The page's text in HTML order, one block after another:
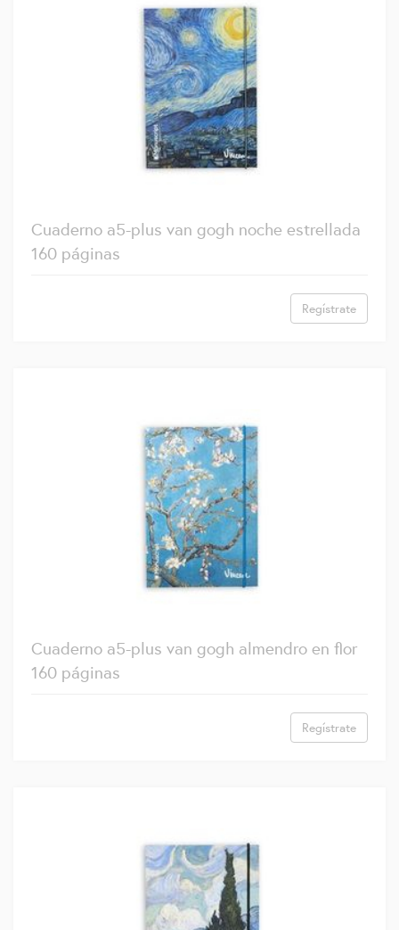
Cuaderno a5-plus van gogh noche estrellada
160 páginas
Regístrate
Cuaderno a5-plus van gogh almendro en flor
160 páginas
Regístrate